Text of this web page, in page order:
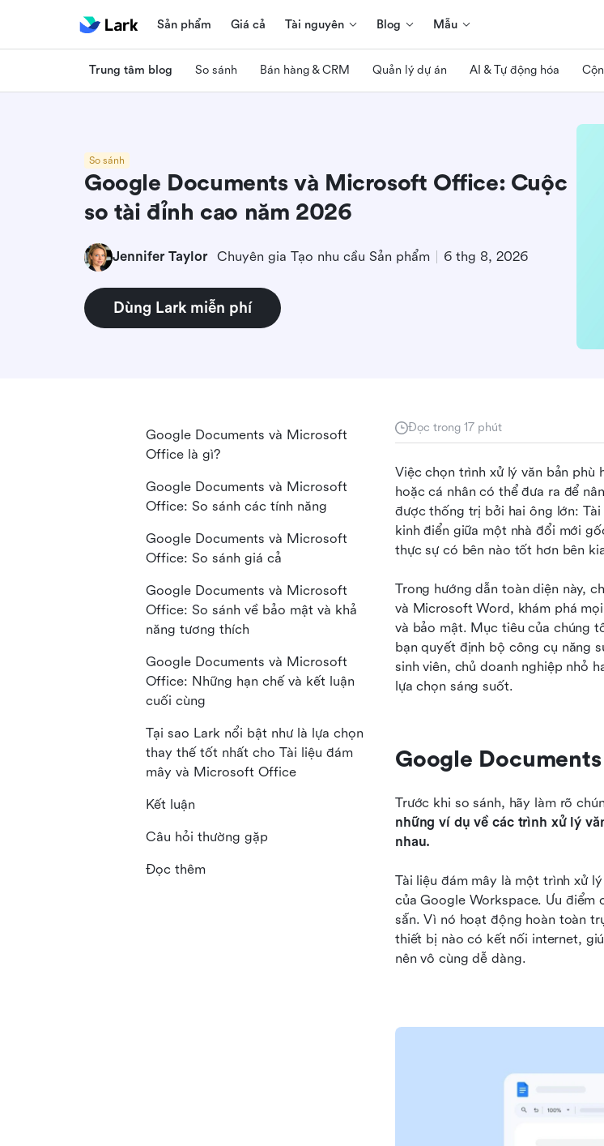
Sản phẩm Giá cả Tài nguyên Blog Mẫu
Trung tâm blog So sánh Bán hàng & CRM Quản lý dự án AI & Tự động hóa
So sánh
Google Documents và Microsoft Office: Cuộc
so tài đỉnh cao năm 2026
Jennifer Taylor Chuyên gia Tạo nhu cầu Sản phẩm 6 thg 8, 2026
Dùng Lark miễn phí
Đọc trong 17 phút
Việc chọn trình xử lý văn bản
hoặc cá nhân có thể đưa ra để
được thống trị bởi hai ông lớn:
kinh điển giữa một nhà đổi mới
thực sự có bên nào tốt hơn bên
Trong hướng dẫn toàn diện này,
và Microsoft Word, khám phá
và bảo mật. Mục tiêu của chúng
bạn quyết định bộ công cụ năng
sinh viên, chủ doanh nghiệp nhỏ
lựa chọn sáng suốt.
Google
Trước khi so sánh, hãy làm rõ
những ví dụ về các trình xử lý
nhau.
Tài liệu đám mây là một trình xử
của Google Workspace. Ưu điểm
sẵn. Vì nó hoạt động hoàn toàn
thiết bị nào có kết nối internet,
nên vô cùng dễ dàng.
Google Documents và Microsoft
Office là gì?
Google Documents và Microsoft
Office: So sánh các tính năng
Google Documents và Microsoft
Office: So sánh giá cả
Google Documents và Microsoft
Office: So sánh về bảo mật và khả
năng tương thích
Google Documents và Microsoft
Office: Những hạn chế và kết luận
cuối cùng
Tại sao Lark nổi bật như là lựa chọn
thay thế tốt nhất cho Tài liệu đám
mây và Microsoft Office
Kết luận
Câu hỏi thường gặp
Đọc thêm